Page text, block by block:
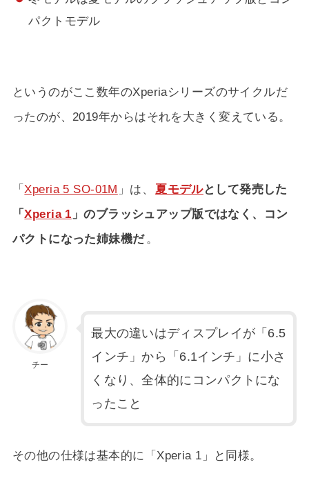
パクトモデル
というのがここ数年のXperiaシリーズのサイクルだ
ったのが、2019年からはそれを大きく変えている。
「Xperia 5 SO-01M 」は、 夏モデルとして発売した
「Xperia 1 」のブラッシュアップ版ではなく、コン
パクトになった姉妹機だ 。
チー
最大の違いはディスプレイが「6.5
インチ」から「6.1インチ」に小さ
くなり、全体的にコンパクトにな
ったこと
その他の仕様は基本的に「Xperia 1」と同様。